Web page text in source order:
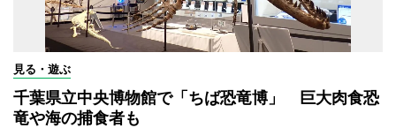
見る・遊ぶ
千葉県立中央博物館で「ちば恐竜博」 巨大肉食恐
竜や海の捕食者も